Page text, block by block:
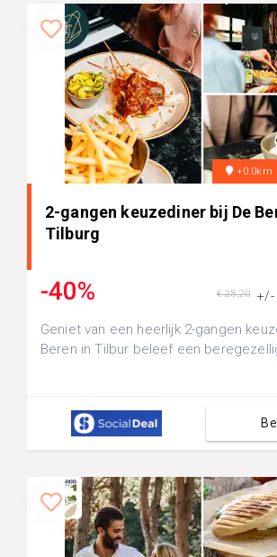
2-gangen keuzediner bij De
Tilburg
-40% +/-
€ 28,20
Geniet van een heerlijk 2-gangen
Beren in Tilbur beleef een